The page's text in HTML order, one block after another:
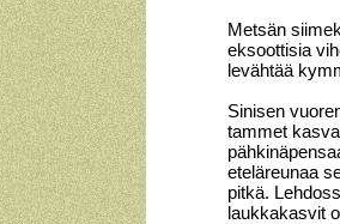
Metsän
eksoottisia
levähtää
Sinisen
tammet
eteläreunaa
pitkä.
laukkakasvit